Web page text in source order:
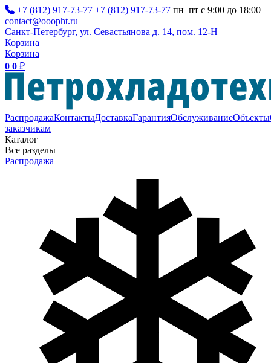
+7 (812) 917-73-77 +7 (812) 917-73-77 пн–пт с 9:00 до 18:00
contact@ooopht.ru
Санкт-Петербург, ул. Севастьянова д. 14, пом. 12-Н
Корзина
Корзина
0 0 ₽
РаспродажаКонтактыДоставкаГарантияОбслуживаниеОбъекты
заказчикам
Каталог
Все разделы
Распродажа